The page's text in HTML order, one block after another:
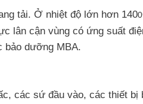
tải. Ở nhiệt độ lớn hơn 1400
lân cận vùng có ứng suất
bảo dưỡng MBA.
các sứ đầu vào, các thiết bị